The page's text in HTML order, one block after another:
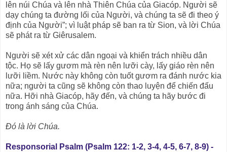
lên núi Chúa và lên nhà Thiên Chúa của Giacóp. Người sẽ
dạy chúng ta đường lối của Người, và chúng ta sẽ đi theo ý
định của Người”; vì luật pháp sẽ ban ra từ Sion, và lời Chúa
sẽ phát ra từ Giêrusalem.
Người sẽ xét xử các dân ngoại và khiển trách nhiều dân
tộc. Họ sẽ lấy gươm mà rèn nên lưỡi cày, lấy giáo rèn nên
lưỡi liềm. Nước này không còn tuốt gươm ra đánh nước kia
nữa; người ta cũng sẽ không còn thao luyện để chiến đấu
nữa. Hỡi nhà Giacóp, hãy đến, và chúng ta hãy bước đi
trong ánh sáng của Chúa.
Ðó là lời Chúa.
Responsorial Psalm (Psalm 122: 1-2, 3-4, 4-5, 6-7, 8-9) -